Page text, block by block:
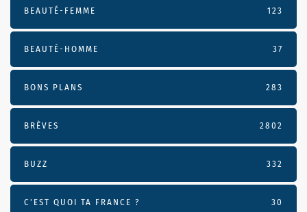
BEAUTÉ-FEMME 123
BEAUTÉ-HOMME 37
BONS PLANS 283
BRÈVES 2802
BUZZ 332
C'EST QUOI TA FRANCE ? 30